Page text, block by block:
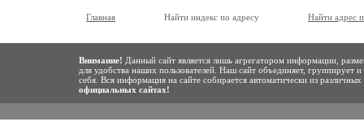
Главная Найти индекс по адресу Найти адрес
Внимание! Данный сайт является лишь агрегатором информации,
для удобства наших пользователей. Наш сайт объединяет,
себя. Вся информация на сайте собирается автоматически из
официальных сайтах!